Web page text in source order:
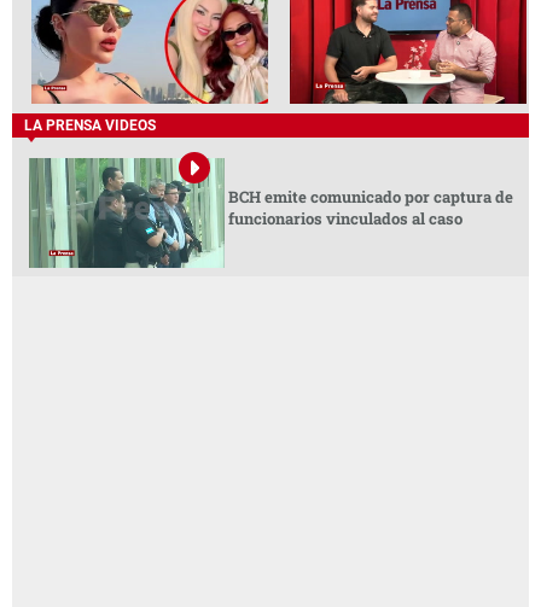
LA PRENSA VIDEOS
BCH emite comunicado por captura de
funcionarios vinculados al caso